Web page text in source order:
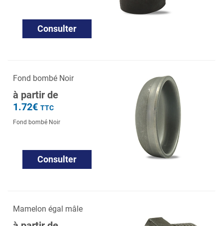
Consulter
Fond bombé Noir
à partir de
1.72€ TTC
Fond bombé Noir
Consulter
Mamelon égal mâle